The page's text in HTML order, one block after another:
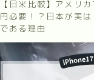
【日米比較】アメリ
円必要！？日本が実は
である理由